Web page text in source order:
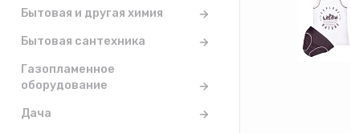
Бытовая и другая химия
Бытовая сантехника
Газопламенное
оборудование
Дача